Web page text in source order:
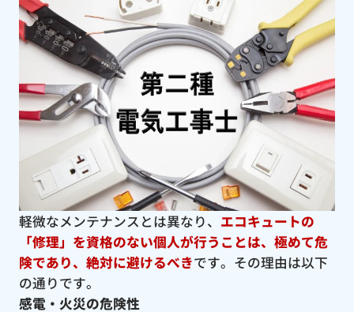
軽微なメンテナンスとは異なり、 エコキュートの
「修理」を資格のない個人が行うことは、極めて危
険であり、絶対に避けるべきです。その理由は以下
の通りです。
感電・火災の危険性